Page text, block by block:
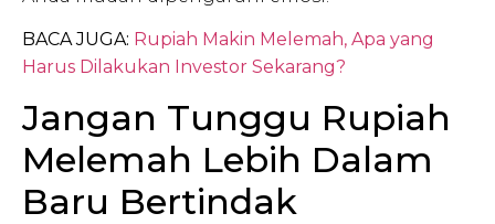
BACA JUGA: Rupiah Makin Melemah, Apa yang
Harus Dilakukan Investor Sekarang?
Jangan Tunggu Rupiah
Melemah Lebih Dalam
Baru Bertindak